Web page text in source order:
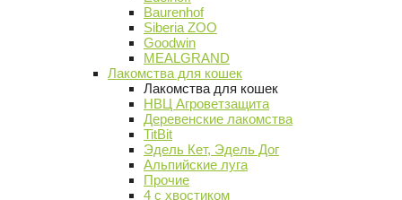
Baurenhof
Siberia ZOO
Goodwin
MEALGRAND
Лакомства для кошек
Лакомства для кошек
НВЦ Агроветзащита
Деревенские лакомства
TitBit
Эдель Кет, Эдель Дог
Альпийские луга
Прочие
4 с хвостиком